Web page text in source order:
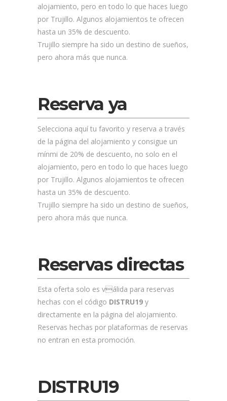
alojamiento, pero en todo lo que haces luego
por Trujillo. Algunos alojamientos te ofrecen
hasta un 35% de descuento.
Trujillo siempre ha sido un destino de sueños,
pero ahora más que nunca.
Reserva ya
Selecciona aquí tu favorito y reserva a través
de la página del alojamiento y consigue un
mínmi de 20% de descuento, no solo en el
alojamiento, pero en todo lo que haces luego
por Trujillo. Algunos alojamientos te ofrecen
hasta un 35% de descuento.
Trujillo siempre ha sido un destino de sueños,
pero ahora más que nunca.
Reservas directas
Esta oferta solo es válida para reservas
hechas con el código DISTRU19 y
directamente en la página del alojamiento.
Reservas hechas por plataformas de reservas
no entran en esta promoción.
DISTRU19